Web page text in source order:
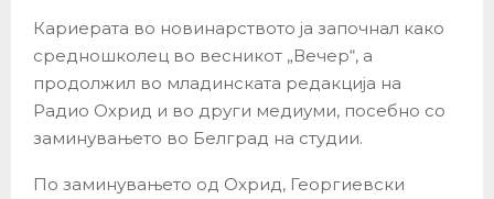
Кариерата во новинарството ја започнал како
средношколец во весникот „Вечер“, а
продолжил во младинската редакција на
Радио Охрид и во други медиуми, посебно со
заминувањето во Белград на студии.
По заминувањето од Охрид, Георгиевски